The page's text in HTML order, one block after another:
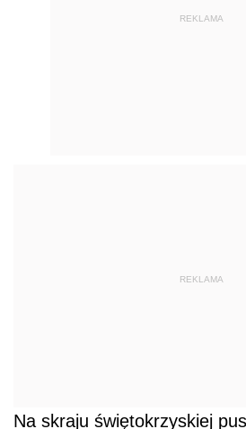
REKLAMA
REKLAMA
Na skraju świętokrzyskiej